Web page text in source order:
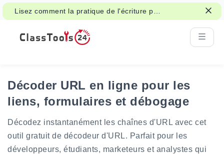
Lisez comment la pratique de l'écriture peut
soutenir l'attention, la mémoire et
l'apprentissage.
Décoder URL en ligne pour les
liens, formulaires et débogage
Décodez instantanément les chaînes d'URL avec cet
outil gratuit de décodeur d'URL. Parfait pour les
développeurs, étudiants, marketeurs et analystes qui